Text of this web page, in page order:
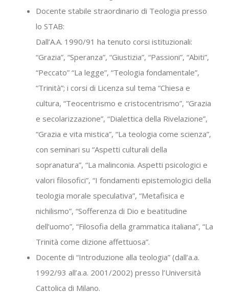
Docente stabile straordinario di Teologia presso
lo STAB:
Dall’A.A. 1990/91 ha tenuto corsi istituzionali:
“Grazia”, “Speranza”, “Giustizia”, “Passioni”, “Abiti”,
“Peccato” “La legge”, “Teologia fondamentale”,
“Trinità”; i corsi di Licenza sul tema “Chiesa e
cultura, “Teocentrismo e cristocentrismo”, “Grazia
e secolarizzazione”, “Dialettica della Rivelazione”,
“Grazia e vita mistica”, “La teologia come scienza”,
con seminari su “Aspetti culturali della
sopranatura”, “La malinconia. Aspetti psicologici e
valori filosofici”, “I fondamenti epistemologici della
teologia morale speculativa”, “Metafisica e
nichilismo”, “Sofferenza di Dio e beatitudine
dell’uomo”, “Filosofia della grammatica italiana”, “La
Trinità come dizione affettuosa”.
Docente di “Introduzione alla teologia” (dall’a.a.
1992/93 all’a.a. 2001/2002) presso l’Università
Cattolica di Milano.